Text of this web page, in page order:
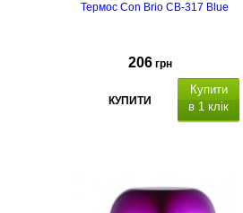
Термос Con Brio CB-317 Blue
206 грн
КУПИТИ
Купити
в 1 клік